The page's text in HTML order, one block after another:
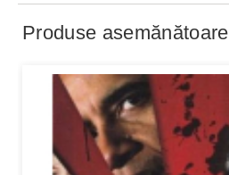
Produse asemănătoare